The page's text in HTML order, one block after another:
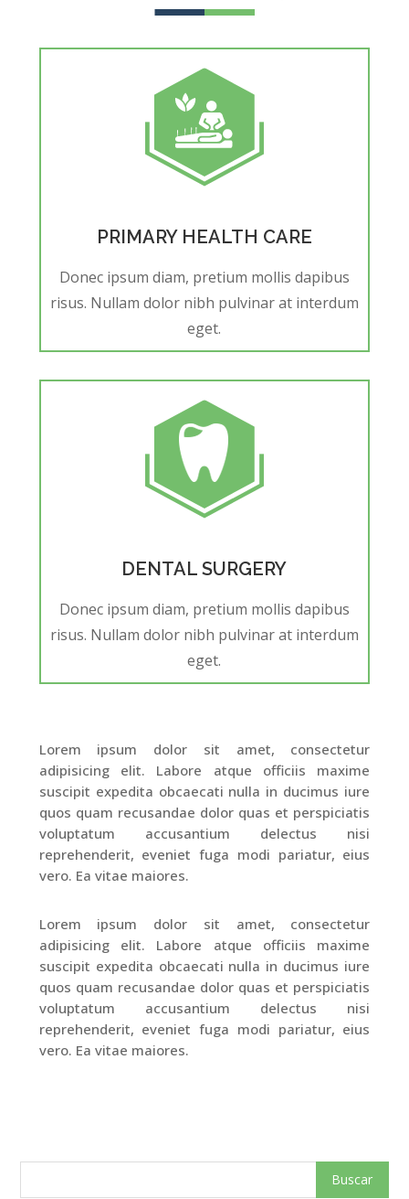
PRIMARY HEALTH CARE
Donec ipsum diam, pretium mollis dapibus
risus. Nullam dolor nibh pulvinar at interdum
eget.
DENTAL SURGERY
Donec ipsum diam, pretium mollis dapibus
risus. Nullam dolor nibh pulvinar at interdum
eget.
Lorem ipsum dolor sit amet, consectetur
adipisicing elit. Labore atque officiis maxime
suscipit expedita obcaecati nulla in ducimus iure
quos quam recusandae dolor quas et perspiciatis
voluptatum accusantium delectus nisi
reprehenderit, eveniet fuga modi pariatur, eius
vero. Ea vitae maiores.
Lorem ipsum dolor sit amet, consectetur
adipisicing elit. Labore atque officiis maxime
suscipit expedita obcaecati nulla in ducimus iure
quos quam recusandae dolor quas et perspiciatis
voluptatum accusantium delectus nisi
reprehenderit, eveniet fuga modi pariatur, eius
vero. Ea vitae maiores.